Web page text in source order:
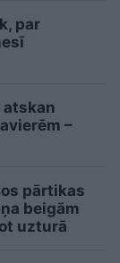
par
atskan
–
pārtikas
beigām
uzturā